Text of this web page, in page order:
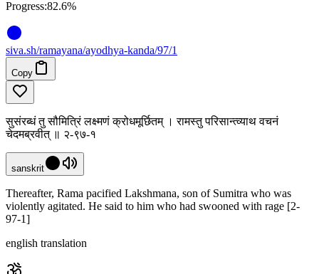
Progress:82.6%
siva.sh/ramayana/ayodhya-kanda/97/1
Copy
सुसंरब्धं तु सौमित्रिं लक्ष्मणं क्रोधमूर्छितम् । रामस्तु परिसान्त्व्याथ वचनं
चेदमब्रवीत् ॥ २-९७-१
sanskrit
Thereafter, Rama pacified Lakshmana, son of Sumitra who was
violently agitated. He said to him who had swooned with rage [2-
97-1]
english translation